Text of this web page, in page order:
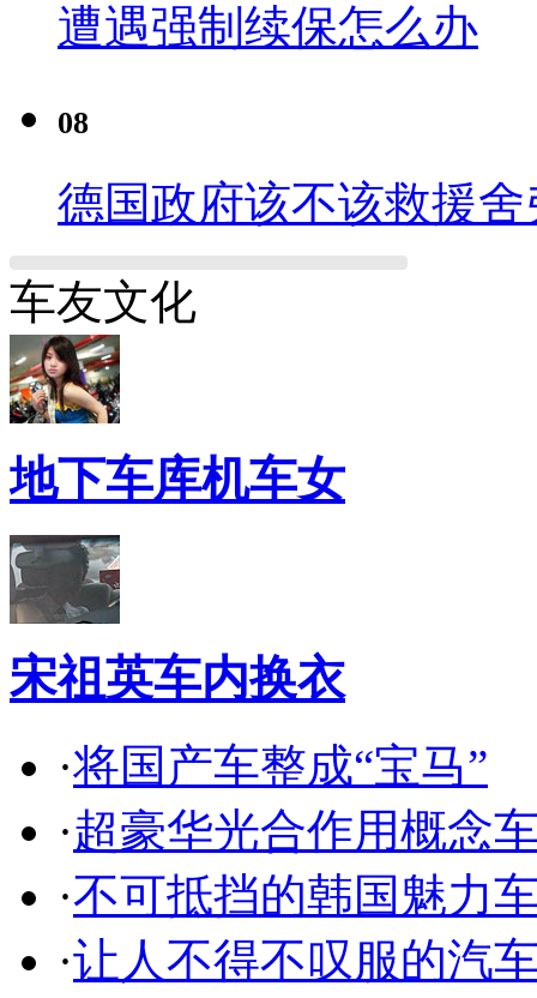
遭遇强制续保怎么办
08
德国政府该不该救援舍
车友文化
地下车库机车女
宋祖英车内换衣
·将国产车整成“宝马”
·超豪华光合作用概念
·不可抵挡的韩国魅力
·让人不得不叹服的汽